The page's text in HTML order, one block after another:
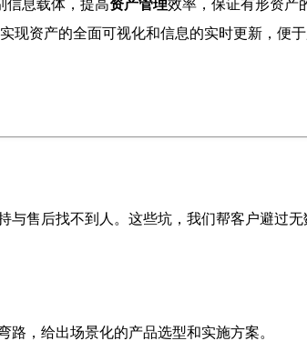
信息载体，提高资产管理效率，保证有形资产
现资产的全面可视化和信息的实时更新，便
与售后找不到人。这些坑，我们帮客户避过无
路，给出场景化的产品选型和实施方案。